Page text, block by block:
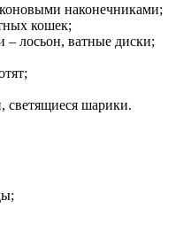
наконечниками;
кошек;
– лосьон, ватные диски;
шарики.